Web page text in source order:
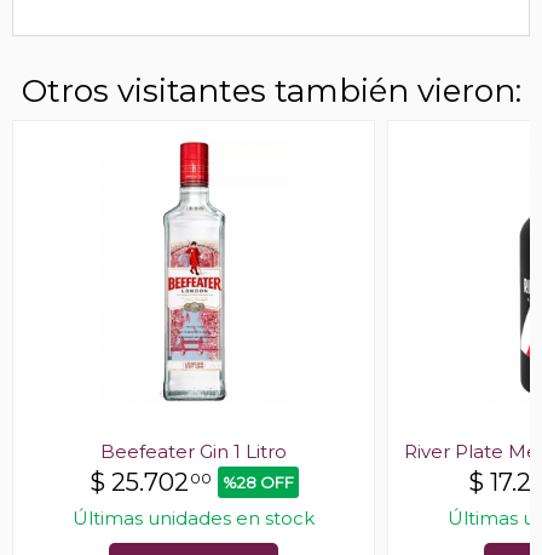
Otros visitantes también vieron:
Beefeater Gin 1 Litro
$ 25.702 00 %28 OFF
Últimas unidades en stock
River Plate
$
Últimas